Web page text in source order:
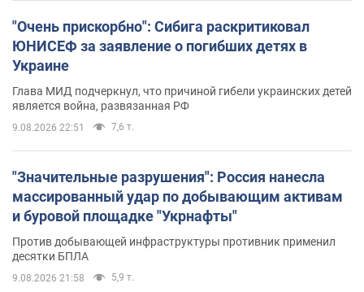
"Очень прискорбно": Сибига раскритиковал
ЮНИСЕФ за заявление о погибших детях в
Украине
Глава МИД подчеркнул, что причиной гибели украинских детей
является война, развязанная РФ
9.08.2026 22:51 7,6 т.
"Значительные разрушения": Россия нанесла
массированный удар по добывающим активам
и буровой площадке "Укрнафты"
Против добывающей инфраструктуры противник применил
десятки БПЛА
9.08.2026 21:58 5,9 т.